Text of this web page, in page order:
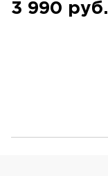
3 990 руб.